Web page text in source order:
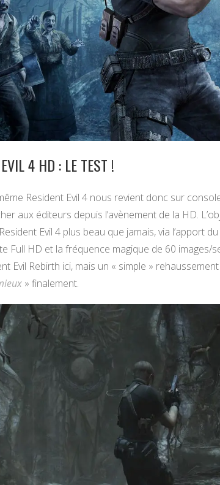
4 HD : LE TEST !
Resident Evil 4 nous revient donc sur
aux éditeurs depuis l’avènement de la HD.
Evil 4 plus beau que jamais, via l’apport
Full HD et la fréquence magique de 60 images/
Evil Rebirth ici, mais un « simple »
» finalement.